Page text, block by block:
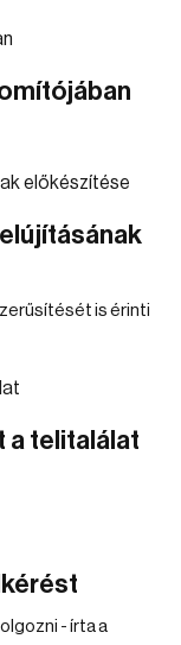
is érinti
a telitalálat
- írta a